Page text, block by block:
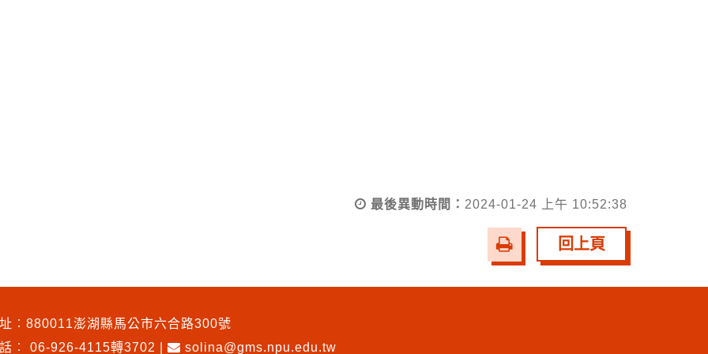
最後異動時間： 2024-01-24 上午 10:52:38
友
善
回上頁
︰880011澎湖縣馬公市六合路300號
︰ 06-926-4115轉3702 solina@gms.npu.edu.tw